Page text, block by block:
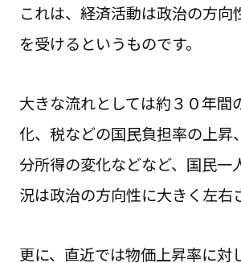
これは、経済活動は政治の方向
を受けるというものです。
大きな流れとしては約３０年間
化、税などの国民負担率の上昇
分所得の変化などなど、国民一
況は政治の方向性に大きく左右
更に、直近では物価上昇率に対